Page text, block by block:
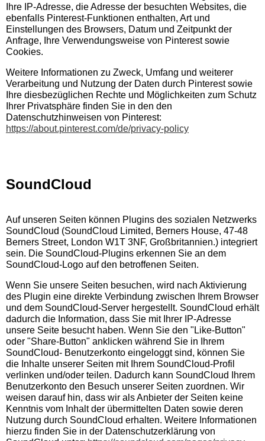
Ihre IP-Adresse, die Adresse der besuchten Websites, die
ebenfalls Pinterest-Funktionen enthalten, Art und
Einstellungen des Browsers, Datum und Zeitpunkt der
Anfrage, Ihre Verwendungsweise von Pinterest sowie
Cookies.
Weitere Informationen zu Zweck, Umfang und weiterer
Verarbeitung und Nutzung der Daten durch Pinterest sowie
Ihre diesbezüglichen Rechte und Möglichkeiten zum Schutz
Ihrer Privatsphäre finden Sie in den den
Datenschutzhinweisen von Pinterest:
https://about.pinterest.com/de/privacy-policy
SoundCloud
Auf unseren Seiten können Plugins des sozialen Netzwerks
SoundCloud (SoundCloud Limited, Berners House, 47-48
Berners Street, London W1T 3NF, Großbritannien.) integriert
sein. Die SoundCloud-Plugins erkennen Sie an dem
SoundCloud-Logo auf den betroffenen Seiten.
Wenn Sie unsere Seiten besuchen, wird nach Aktivierung
des Plugin eine direkte Verbindung zwischen Ihrem Browser
und dem SoundCloud-Server hergestellt. SoundCloud erhält
dadurch die Information, dass Sie mit Ihrer IP-Adresse
unsere Seite besucht haben. Wenn Sie den "Like-Button"
oder "Share-Button" anklicken während Sie in Ihrem
SoundCloud- Benutzerkonto eingeloggt sind, können Sie
die Inhalte unserer Seiten mit Ihrem SoundCloud-Profil
verlinken und/oder teilen. Dadurch kann SoundCloud Ihrem
Benutzerkonto den Besuch unserer Seiten zuordnen. Wir
weisen darauf hin, dass wir als Anbieter der Seiten keine
Kenntnis vom Inhalt der übermittelten Daten sowie deren
Nutzung durch SoundCloud erhalten. Weitere Informationen
hierzu finden Sie in der Datenschutzerklärung von